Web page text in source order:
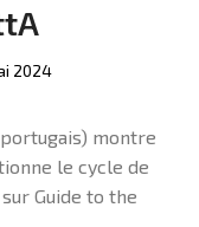
2024
montre
le cycle de
Guide to the